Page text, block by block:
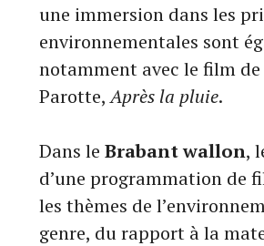
une immersion dans les
environnementales sont
notamment avec le film
Parotte,Après la pluie.
Dans le Brabant wallon,
d’une programmation de
les thèmes de
genre, du rapport à la